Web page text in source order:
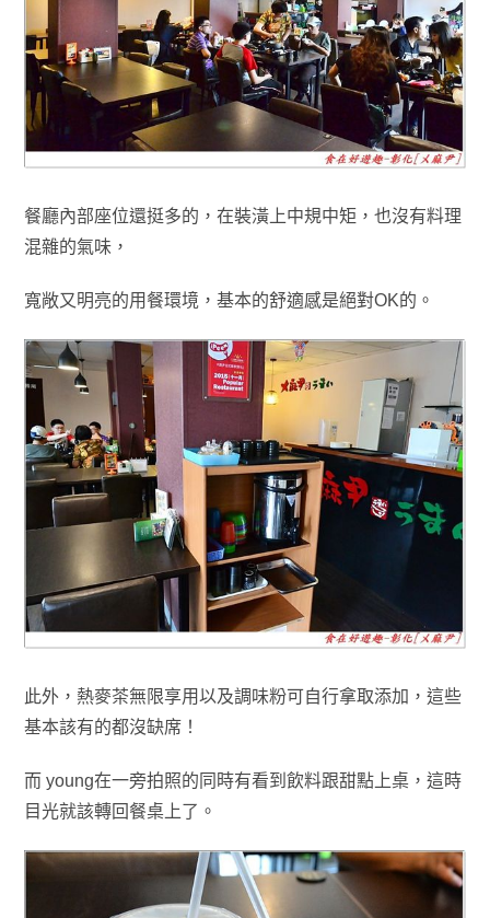
餐廳內部座位還挺多的，在裝潢上中規中矩 ，也沒有料理
混雜的氣味，
寬敞又明亮的用餐環境 ， 基本的舒適感是絕對OK的 。
此外， 熱麥茶無限享用以及調味粉可自行拿取添加 ，這些
基本該有的都沒缺席！
而 young在一旁拍照的同時有看到飲料跟甜點上桌，這時
目光就該轉回餐桌上了 。